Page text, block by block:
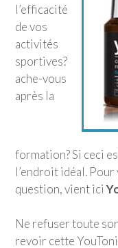
l’efficacité
de vos
activités
sportives?
ache-vous
après la
formation? Si ceci
l’endroit idéal.
question, vient ici
Ne refuser toute
revoir cette